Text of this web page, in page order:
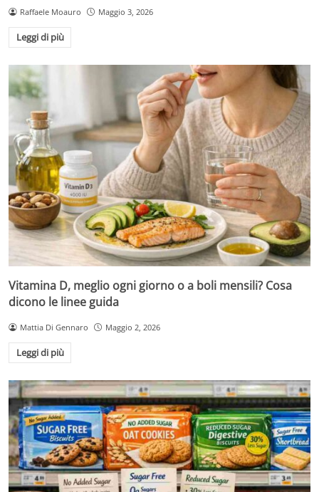
Raffaele Moauro Maggio 3, 2026
Leggi di più
Vitamina D, meglio ogni giorno o a boli mensili? Cosa
dicono le linee guida
Mattia Di Gennaro Maggio 2, 2026
Leggi di più